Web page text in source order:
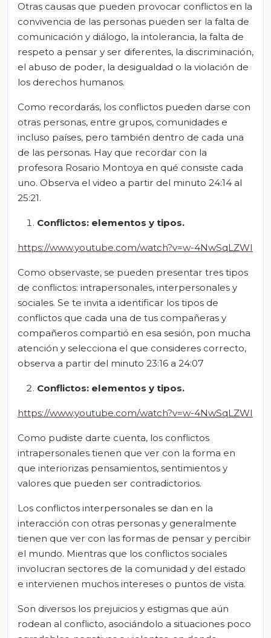
Otras causas que pueden provocar conflictos en la
convivencia de las personas pueden ser la falta de
comunicación y diálogo, la intolerancia, la falta de
respeto a pensar y ser diferentes, la discriminación,
el abuso de poder, la desigualdad o la violación de
los derechos humanos.
Como recordarás, los conflictos pueden darse con
otras personas, entre grupos, comunidades e
incluso países, pero también dentro de cada una
de las personas. Hay que recordar con la
profesora Rosario Montoya en qué consiste cada
uno. Observa el video a partir del minuto 24:14 al
25:21.
Conflictos: elementos y tipos.
https://www.youtube.com/watch?v=w-4NwSqLZWI
Como observaste, se pueden presentar tres tipos
de conflictos: intrapersonales, interpersonales y
sociales. Se te invita a identificar los tipos de
conflictos que cada una de tus compañeras y
compañeros compartió en esa sesión, pon mucha
atención y selecciona el que consideres correcto,
observa a partir del minuto 23:16 a 24:07
Conflictos: elementos y tipos.
https://www.youtube.com/watch?v=w-4NwSqLZWI
Como pudiste darte cuenta, los conflictos
intrapersonales tienen que ver con la forma en
que interiorizas pensamientos, sentimientos y
valores que pueden ser contradictorios.
Los conflictos interpersonales se dan en la
interacción con otras personas y generalmente
tienen que ver con las formas de pensar y percibir
el mundo. Mientras que los conflictos sociales
involucran sectores de la comunidad y del estado
e intervienen muchos intereses o puntos de vista.
Son diversos los prejuicios y estigmas que aún
rodean al conflicto, asociándolo a situaciones poco